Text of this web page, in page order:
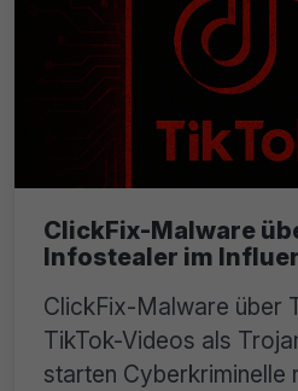
ClickFix-Malware
Infostealer im
ClickFix-Malware über
TikTok-Videos als
starten Cyberkriminelle